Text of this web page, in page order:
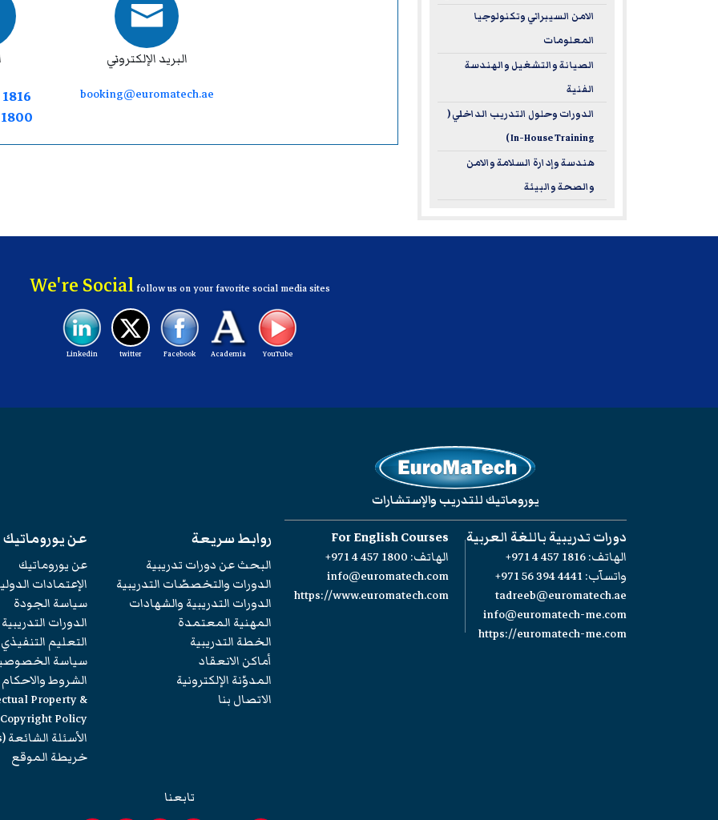
البريد الإلكتروني
booking@euromatech.ae
الامن السيبراني وتكنولوجيا
المعلومات
الصيانة والتشغيل والهندسة
الفنية
الدورات وحلول التدريب الداخلي (
In-House Training )
هندسة وإدارة السلامة والامن
والصحة والبيئة
We're Socialfollow us on your favorite social media sites
YouTube
Academia
Facebook
twitter
Linkedin
يوروماتيك للتدريب والإستشارات
دورات تدريبية باللغة العربية
الهاتف:+971 4 457 1816
واتسآب:+971 56 394 4441
tadreeb@euromatech.ae
info@euromatech-me.com
https://euromatech-me.com
For English Courses
الهاتف: +971 4 457 1800
info@euromatech.com
https://www.euromatech.com
روابط سريعة
البحث عن دورات تدريبية
الدورات والتخصصّات التدريبية
الدورات التدريبية والشهادات
المهنية المعتمدة
الخطة التدريبية
أماكن الانعقاد
المدوّنة الإلكترونية
الاتصال بنا
عن يوروماتيك
عن يوروماتيك
الإعتمادات
سياسة الجودة
الدورات التدريبية
التعليم التنفيذي
سياسة
الشروط والاحكام
Property &
Copyright Policy
الأسئلة الشائعة (FAQs)
خريطة الموقع
تابعنا